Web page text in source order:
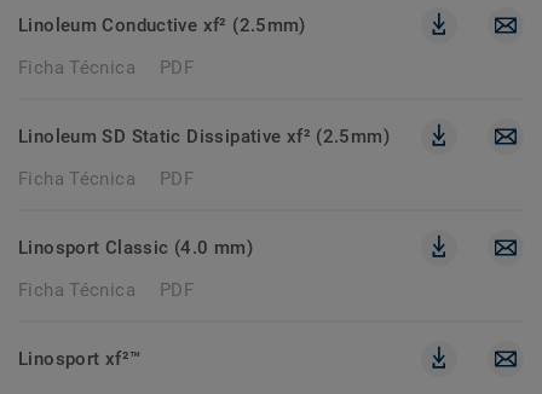
Linoleum Conductive xf² (2.5mm)
Ficha Técnica
PDF
Linoleum SD Static Dissipative xf² (2.5mm)
Ficha Técnica
PDF
Linosport Classic (4.0 mm)
Ficha Técnica
PDF
Linosport xf²™